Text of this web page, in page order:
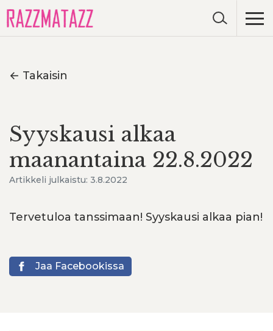
← Takaisin
Syyskausi alkaa
maanantaina 22.8.2022
Artikkeli julkaistu: 3.8.2022
Tervetuloa tanssimaan! Syyskausi alkaa pian!
Jaa Facebookissa